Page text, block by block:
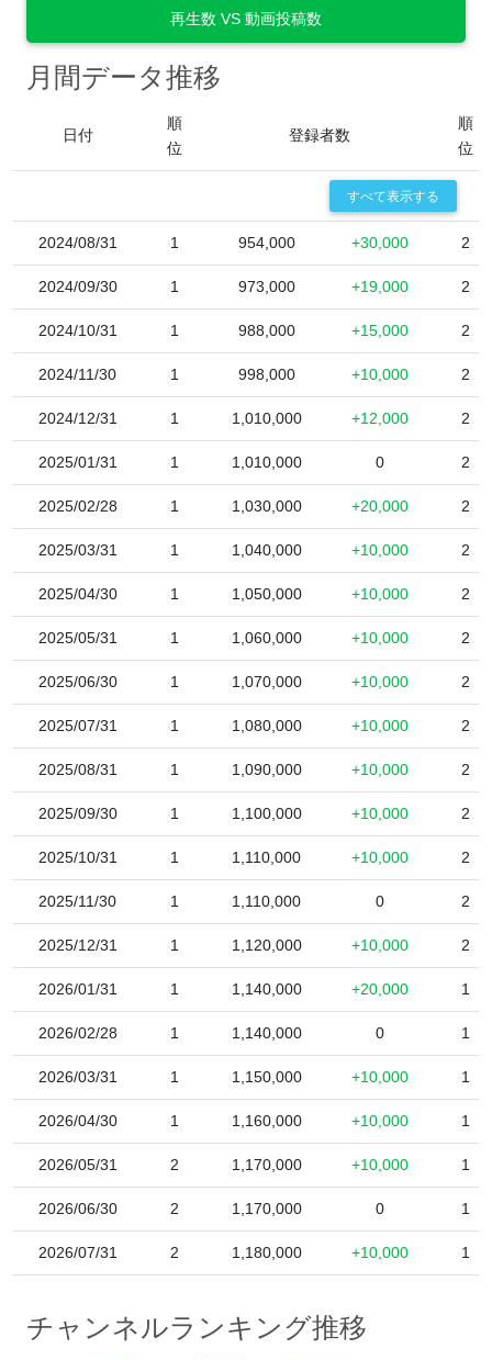
再生数 VS 動画投稿数
月間データ推移
日付
順
位
登録者数
順
位
すべて表示する
2024/08/31 1 954,000 +30,000 2
2024/09/30 1 973,000 +19,000 2
2024/10/31 1 988,000 +15,000 2
2024/11/30 1 998,000 +10,000 2
2024/12/31 1 1,010,000 +12,000 2
2025/01/31 1 1,010,000 0 2
2025/02/28 1 1,030,000 +20,000 2
2025/03/31 1 1,040,000 +10,000 2
2025/04/30 1 1,050,000 +10,000 2
2025/05/31 1 1,060,000 +10,000 2
2025/06/30 1 1,070,000 +10,000 2
2025/07/31 1 1,080,000 +10,000 2
2025/08/31 1 1,090,000 +10,000 2
2025/09/30 1 1,100,000 +10,000 2
2025/10/31 1 1,110,000 +10,000 2
2025/11/30 1 1,110,000 0 2
2025/12/31 1 1,120,000 +10,000 2
2026/01/31 1 1,140,000 +20,000 1
2026/02/28 1 1,140,000 0 1
2026/03/31 1 1,150,000 +10,000 1
2026/04/30 1 1,160,000 +10,000 1
2026/05/31 2 1,170,000 +10,000 1
2026/06/30 2 1,170,000 0 1
2026/07/31 2 1,180,000 +10,000 1
チャンネルランキング推移